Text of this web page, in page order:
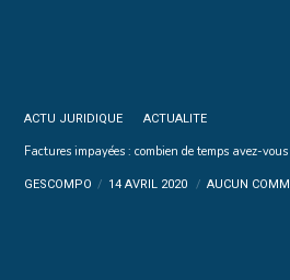
ACTU JURIDIQUE ACTUALITE
Factures impayées : combien de temps avez-
GESCOMPO 14 AVRIL 2020 AUCUN